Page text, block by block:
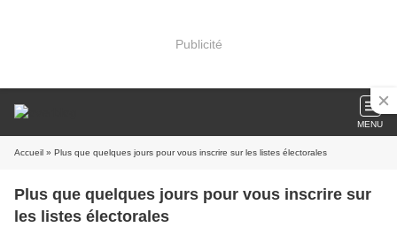
Publicité
MENU
Accueil » Plus que quelques jours pour vous inscrire sur les listes électorales
Plus que quelques jours pour vous inscrire sur
les listes électorales